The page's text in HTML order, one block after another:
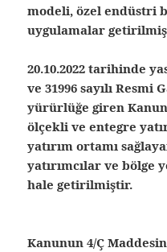
modeli, özel endüstri
uygulamalar
20.10.2022 tarihinde
ve 31996 sayılı Resmi
yürürlüğe giren
ölçekli ve entegre
yatırım ortamı
yatırımcılar ve
hale getirilmiştir.
Kanunun 4/Ç